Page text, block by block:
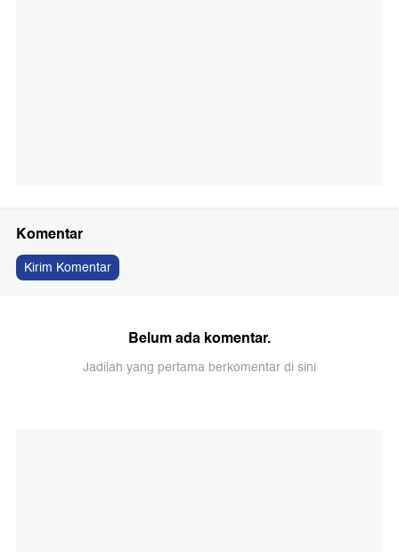
Komentar
Kirim Komentar
Belum ada komentar.
Jadilah yang pertama berkomentar di sini